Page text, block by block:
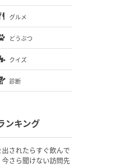
グルメ
どうぶつ
クイズ
診断
ンキング
出されたらすぐ飲んで
今さら聞けない訪問先